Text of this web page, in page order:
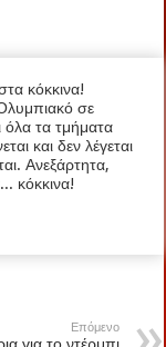
κόκκινα!
σε
τα τμήματα
και δεν λέγεται
Ανεξάρτητα,
κόκκινα!
Επόμενο
για το ντέρμπι